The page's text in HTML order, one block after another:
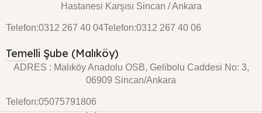
Hastanesi Karşısı Sincan / Ankara
Telefon:0312 267 40 04Telefon:0312 267 40 06
Temelli Şube (Malıköy)
ADRES : Malıköy Anadolu OSB, Gelibolu Caddesi No: 3,
06909 Sincan/Ankara
Telefon:05075791806